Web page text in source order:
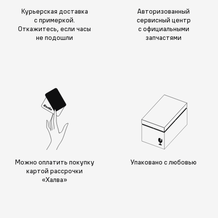
Курьерская доставка
с примеркой.
Откажитесь, если часы
не подошли
Авторизованный
сервисный центр
с официальными
запчастями
Можно оплатить покупку
картой рассрочки
«Халва»
Упаковано с любовью